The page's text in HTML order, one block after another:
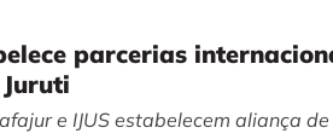
parcerias
e IJUS estabelecem aliança